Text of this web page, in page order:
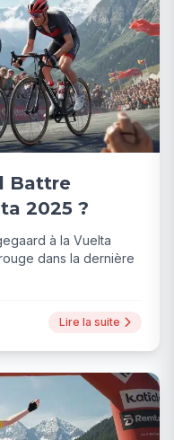
Battre
2025 ?
à la Vuelta
dans la dernière
Lire la suite